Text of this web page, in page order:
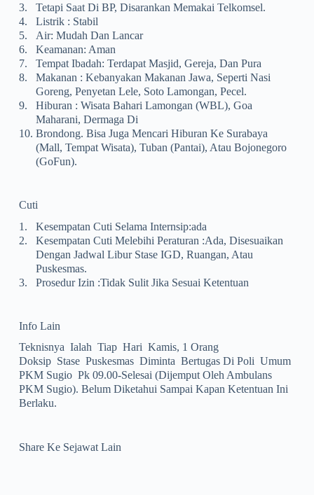
3.
Tetapi Saat Di BP, Disarankan Memakai Telkomsel.
4.
Listrik : Stabil
5.
Air: Mudah Dan Lancar
6.
Keamanan: Aman
7.
Tempat Ibadah: Terdapat Masjid, Gereja, Dan Pura
8.
Makanan : Kebanyakan Makanan Jawa, Seperti Nasi
Goreng, Penyetan Lele, Soto Lamongan, Pecel.
9.
Hiburan : Wisata Bahari Lamongan (WBL), Goa
Maharani, Dermaga Di
10. Brondong. Bisa Juga Mencari Hiburan Ke Surabaya
(mall, Tempat Wisata), Tuban (pantai), Atau Bojonegoro
(GoFun).
Cuti
1.
Kesempatan Cuti Selama Internsip:ada
2.
Kesempatan Cuti Melebihi Peraturan :ada, Disesuaikan
Dengan Jadwal Libur Stase IGD, Ruangan, Atau
Puskesmas.
3.
Prosedur Izin :tidak Sulit Jika Sesuai Ketentuan
Info Lain
Teknisnya Ialah Tiap Hari Kamis, 1 Orang
Doksip Stase Puskesmas Diminta Bertugas Di Poli Umum
PKM Sugio Pk 09.00-Selesai (dijemput Oleh Ambulans
PKM Sugio). Belum Diketahui Sampai Kapan Ketentuan Ini
Berlaku.
Share Ke Sejawat Lain